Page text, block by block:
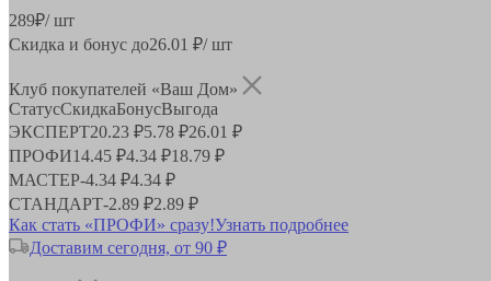
289₽/ шт
Скидка и бонус до26.01 ₽/ шт
Клуб покупателей «Ваш Дом»
СтатусСкидкаБонусВыгода
ЭКСПЕРТ20.23 ₽5.78 ₽26.01 ₽
ПРОФИ14.45 ₽4.34 ₽18.79 ₽
МАСТЕР-4.34 ₽4.34 ₽
СТАНДАРТ-2.89 ₽2.89 ₽
Как стать «ПРОФИ» сразу!Узнать подробнее
Доставим сегодня, от 90 ₽